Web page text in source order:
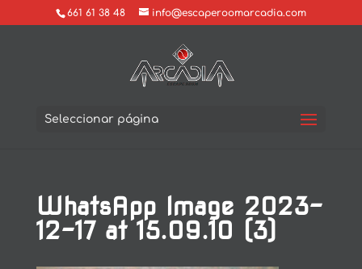
661 61 38 48 info@escaperoomarcadia.com
Seleccionar página
WhatsApp Image 2023-
12-17 at 15.09.10 (3)